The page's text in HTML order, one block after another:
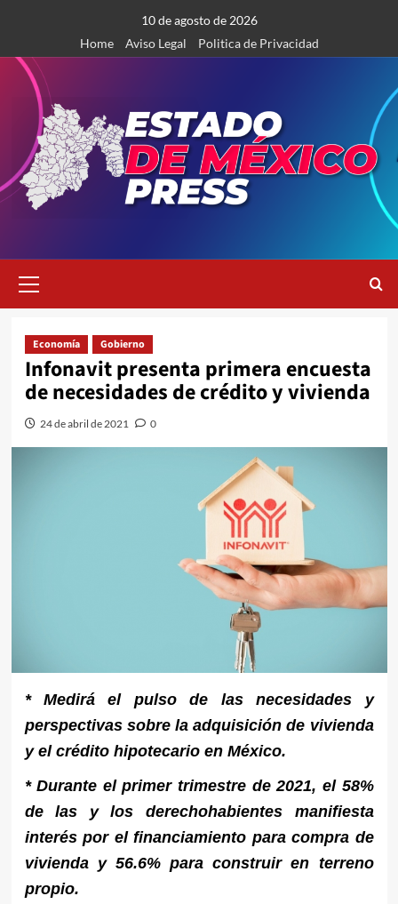
contenido
10 de agosto de 2026
Home
Aviso Legal Politica de Privacidad
primario
Economía Gobierno
Infonavit presenta primera encuesta
de necesidades de crédito y vivienda
24 de abril de 2021 0
* Medirá el pulso de las necesidades y
perspectivas sobre la adquisición de vivienda
y el crédito hipotecario en México.
* Durante el primer trimestre de 2021, el 58%
de las y los derechohabientes manifiesta
interés por el financiamiento para compra de
vivienda y 56.6% para construir en terreno
propio.